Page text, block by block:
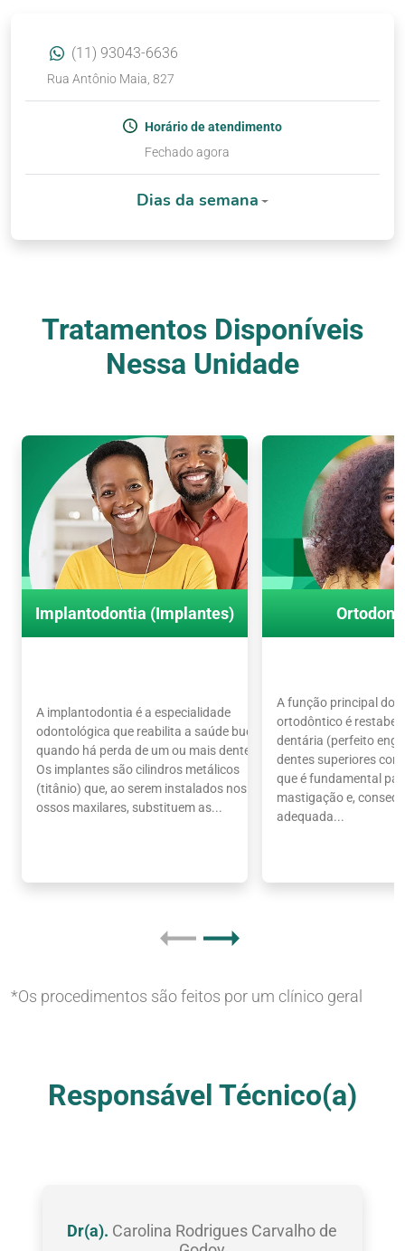
Nossos Tratamentos
(11) 93043-6636
Rua Antônio Maia, 827
Horário de atendimento
Fechado agora
Dias da semana
Tratamentos Disponíveis
Nessa Unidade
Implantodontia (Implantes)
A implantodontia é a especialidade
odontológica que reabilita a saúde bucal
quando há perda de um ou mais dentes.
Os implantes são cilindros metálicos
(titânio) que, ao serem instalados nos
ossos maxilares, substituem as...
A função principal do
ortodôntico é
dentária (perfeito
dentes superiores
que é fundamental
mastigação e,
adequada...
*Os procedimentos são feitos por um clínico geral
Responsável Técnico(a)
Dr(a). Carolina Rodrigues Carvalho de